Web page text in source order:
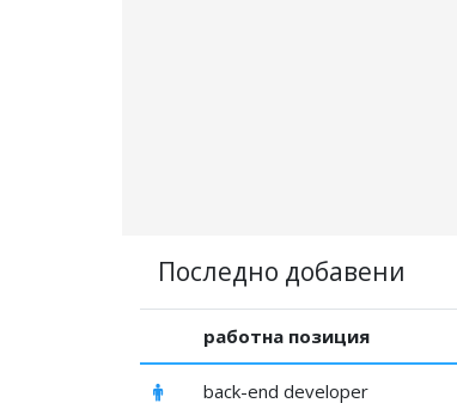
Последно добавени
работна позиция
back-end developer